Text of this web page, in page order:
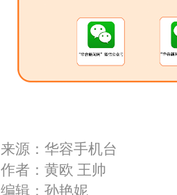
来源：华容手机台
作者：黄欧 王帅
编辑：孙艳妮